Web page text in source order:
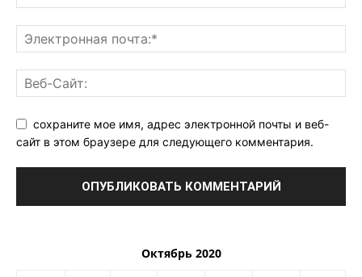
сохраните мое имя, адрес электронной почты и веб-
сайт в этом браузере для следующего комментария.
Октябрь 2020